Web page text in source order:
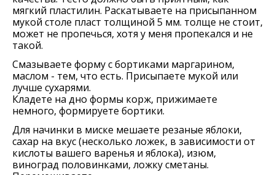
мягкий пластилин. Раскатываете на присыпанном
мукой столе пласт толщиной 5 мм. толще не стоит,
может не пропечься, хотя у меня пропекался и не
такой.
Смазываете форму с бортиками маргарином,
маслом - тем, что есть. Присыпаете мукой или
лучше сухарями.
Кладете на дно формы корж, прижимаете
немного, формируете бортики.
Для начинки в миске мешаете резаные яблоки,
сахар на вкус (несколько ложек, в зависимости от
кислоты вашего варенья и яблока), изюм,
виноград половинками, ложку сметаны.